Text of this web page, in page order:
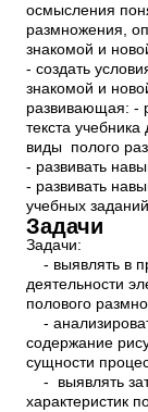
осмысления
размножения,
знакомой и
- создать
знакомой и
развивающая: -
текста
виды полого
- развивать
- развивать
учебных
Задачи
Задачи:
- выявлять в
деятельности
полового
-
содержание
сущности
- выявлять
характеристик